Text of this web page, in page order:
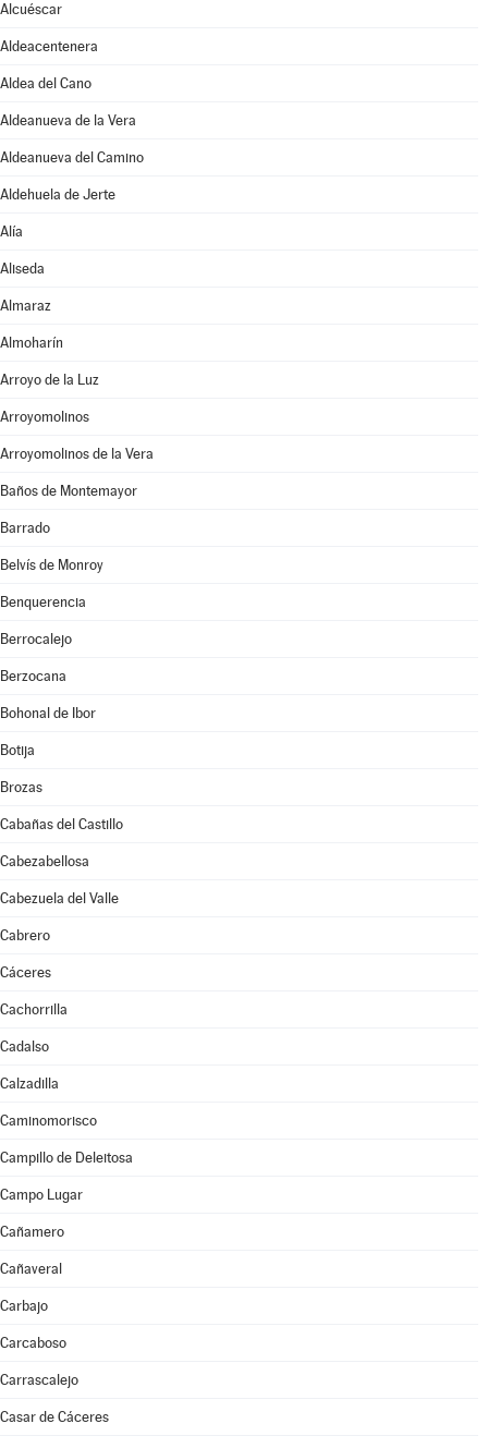
Alcuéscar
Aldeacentenera
Aldea del Cano
Aldeanueva de la Vera
Aldeanueva del Camino
Aldehuela de Jerte
Alía
Aliseda
Almaraz
Almoharín
Arroyo de la Luz
Arroyomolinos
Arroyomolinos de la Vera
Baños de Montemayor
Barrado
Belvís de Monroy
Benquerencia
Berrocalejo
Berzocana
Bohonal de Ibor
Botija
Brozas
Cabañas del Castillo
Cabezabellosa
Cabezuela del Valle
Cabrero
Cáceres
Cachorrilla
Cadalso
Calzadilla
Caminomorisco
Campillo de Deleitosa
Campo Lugar
Cañamero
Cañaveral
Carbajo
Carcaboso
Carrascalejo
Casar de Cáceres